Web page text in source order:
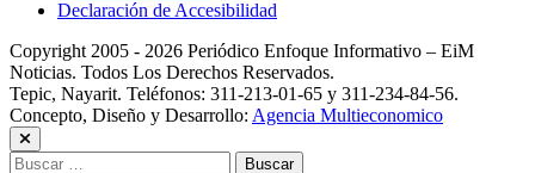
Declaración de Accesibilidad
Copyright 2005 - 2026 Periódico Enfoque Informativo – EiM
Noticias. Todos Los Derechos Reservados.
Tepic, Nayarit. Teléfonos: 311-213-01-65 y 311-234-84-56.
Concepto, Diseño y Desarrollo: Agencia Multieconomico
Buscar: